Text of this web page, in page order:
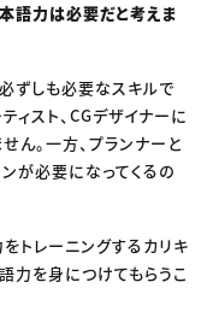
力は必要だと考えま
ずしも必要なスキルで
ィスト、CGデザイナーに
ん。一方、プランナーと
が必要になってくるの
トレーニングするカリキ
力を身につけてもらうこ